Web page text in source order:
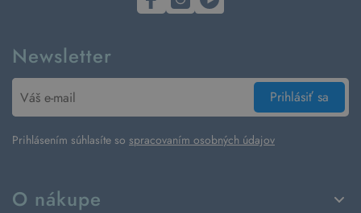
O nákupe
Newsletter
Prihlásiť sa
Prihlásením súhlasíte so spracovaním osobných údajov